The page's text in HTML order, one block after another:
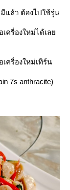
แล้ว ต้องไปใช้รุ่น
เครื่องใหม่ได้เล
ครื่องใหม่เทิร์น
7s anthracite)